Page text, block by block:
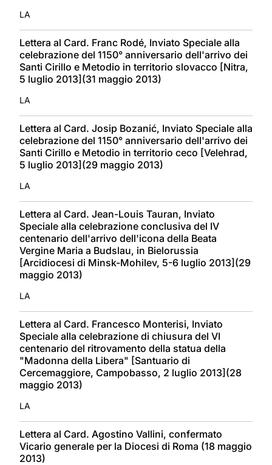
LA
Lettera al Card. Franc Rodé, Inviato Speciale alla
celebrazione del 1150° anniversario dell'arrivo dei
Santi Cirillo e Metodio in territorio slovacco [Nitra,
5 luglio 2013](31 maggio 2013)
LA
Lettera al Card. Josip Bozanić, Inviato Speciale alla
celebrazione del 1150° anniversario dell'arrivo dei
Santi Cirillo e Metodio in territorio ceco [Velehrad,
5 luglio 2013](29 maggio 2013)
LA
Lettera al Card. Jean-Louis Tauran, Inviato
Speciale alla celebrazione conclusiva del IV
centenario dell'arrivo dell'icona della Beata
Vergine Maria a Budslau, in Bielorussia
[Arcidiocesi di Minsk-Mohilev, 5-6 luglio 2013](29
maggio 2013)
LA
Lettera al Card. Francesco Monterisi, Inviato
Speciale alla celebrazione di chiusura del VI
centenario del ritrovamento della statua della
"Madonna della Libera" [Santuario di
Cercemaggiore, Campobasso, 2 luglio 2013](28
maggio 2013)
LA
Lettera al Card. Agostino Vallini, confermato
Vicario generale per la Diocesi di Roma (18 maggio
2013)